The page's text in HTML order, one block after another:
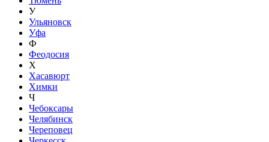
У
Ульяновск
Уфа
Ф
Феодосия
Х
Хасавюрт
Химки
Ч
Чебоксары
Челябинск
Череповец